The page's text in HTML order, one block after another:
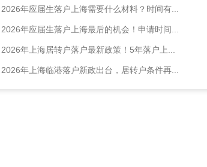
2026年应届生落户上海需要什么材料？时间有...
2026年应届生落户上海最后的机会！申请时间...
2026年上海居转户落户最新政策！5年落户上...
2026年上海临港落户新政出台，居转户条件再...